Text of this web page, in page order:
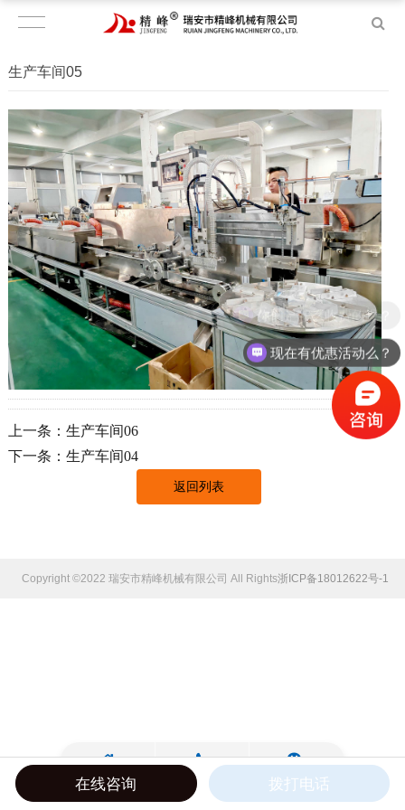
生产车间05
上一条：生产车间06
下一条：生产车间04
返回列表
Copyright ©2022 瑞安市精峰机械有限公司 All Rights Reserved.浙ICP备18012622号-1
你们是怎么收费的呢？
现在有优惠活动么？
在线咨询 拨打电话